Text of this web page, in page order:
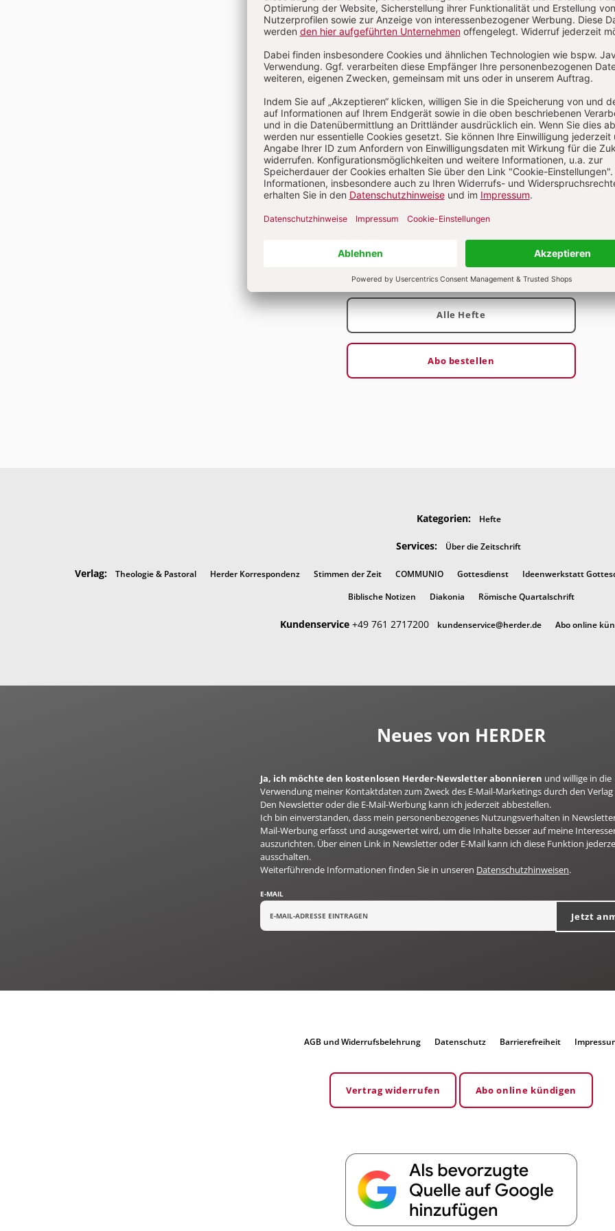
Heft 4/2020 Heft 3/2020
Zum Heft
Heft 2/2020
Zum Heft
Alle Hefte
Abo bestellen
Kategorien: Hefte
Services: Über die Zeitschrift
Verlag: Theologie & Pastoral Herder Korrespondenz Stimmen der Zeit COMMUNIO Gottesdienst Ideenwerkstatt
Biblische Notizen Diakonia Römische Quartalschrift
Kundenservice +49 761 2717200 kundenservice@herder.de Abo online
Neues von HERDER
Ja, ich möchte den kostenlosen Herder-Newsletter abonnieren und willige in die
Verwendung meiner Kontaktdaten zum Zweck des E-Mail-Marketings durch den
Den Newsletter oder die E-Mail-Werbung kann ich jederzeit abbestellen.
Ich bin einverstanden, dass mein personenbezogenes Nutzungsverhalten in
Mail-Werbung erfasst und ausgewertet wird, um die Inhalte besser auf meine
auszurichten. Über einen Link in Newsletter oder E-Mail kann ich diese Funktion
ausschalten.
Weiterführende Informationen finden Sie in unseren Datenschutzhinweisen.
E-MAIL
Jetzt
AGB und Widerrufsbelehrung Datenschutz Barrierefreiheit
Vertrag widerrufen Abo online kündigen